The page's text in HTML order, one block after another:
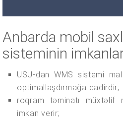
Anbarda mobil
sisteminin
USU-dan WMS sistemi
optimallaşdırmağa qadirdir;
roqram təminatı müxtəlif
imkan verir;